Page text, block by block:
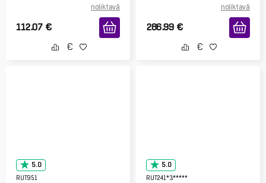
noliktavā
112.07 €
noliktavā
286.99 €
5.0
RUT951
5.0
RUT241*3*****